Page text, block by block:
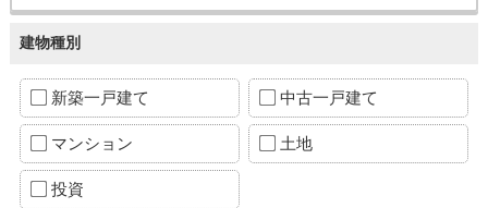
建物種別
新築一戸建て 中古一戸建て
マンション 土地
投資